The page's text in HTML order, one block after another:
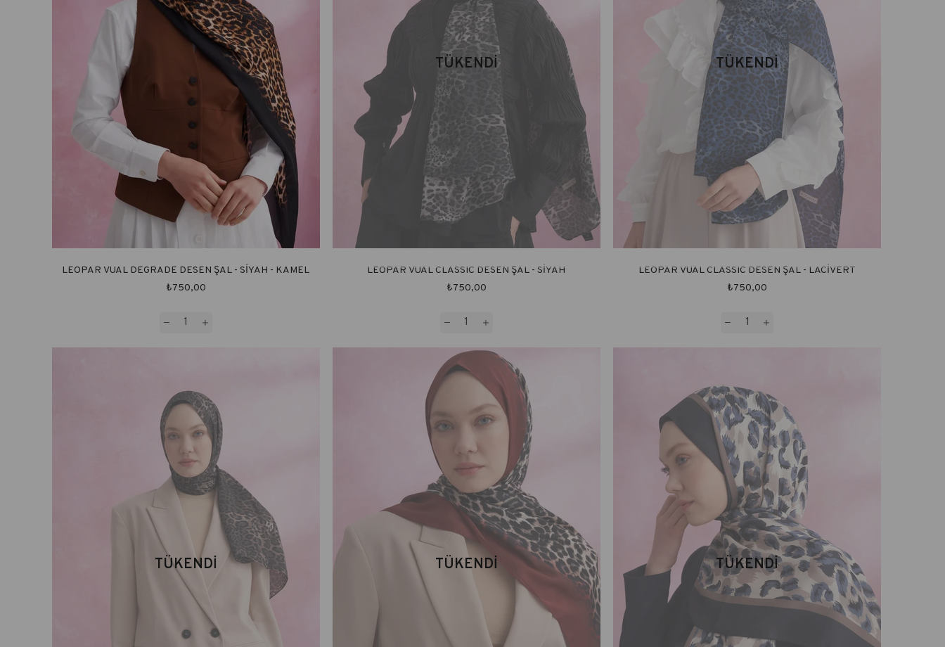
LEOPAR VUAL DEGRADE DESEN ŞAL - SİYAH - KAMEL
₺750,00
TÜKENDI
LEOPAR VUAL CLASSIC DESEN ŞAL - SİYAH
₺750,00
TÜKENDI
LEOPAR VUAL CLASSIC DESEN ŞAL - LACİVERT
₺750,00
TÜKENDI TÜKENDI TÜKENDI